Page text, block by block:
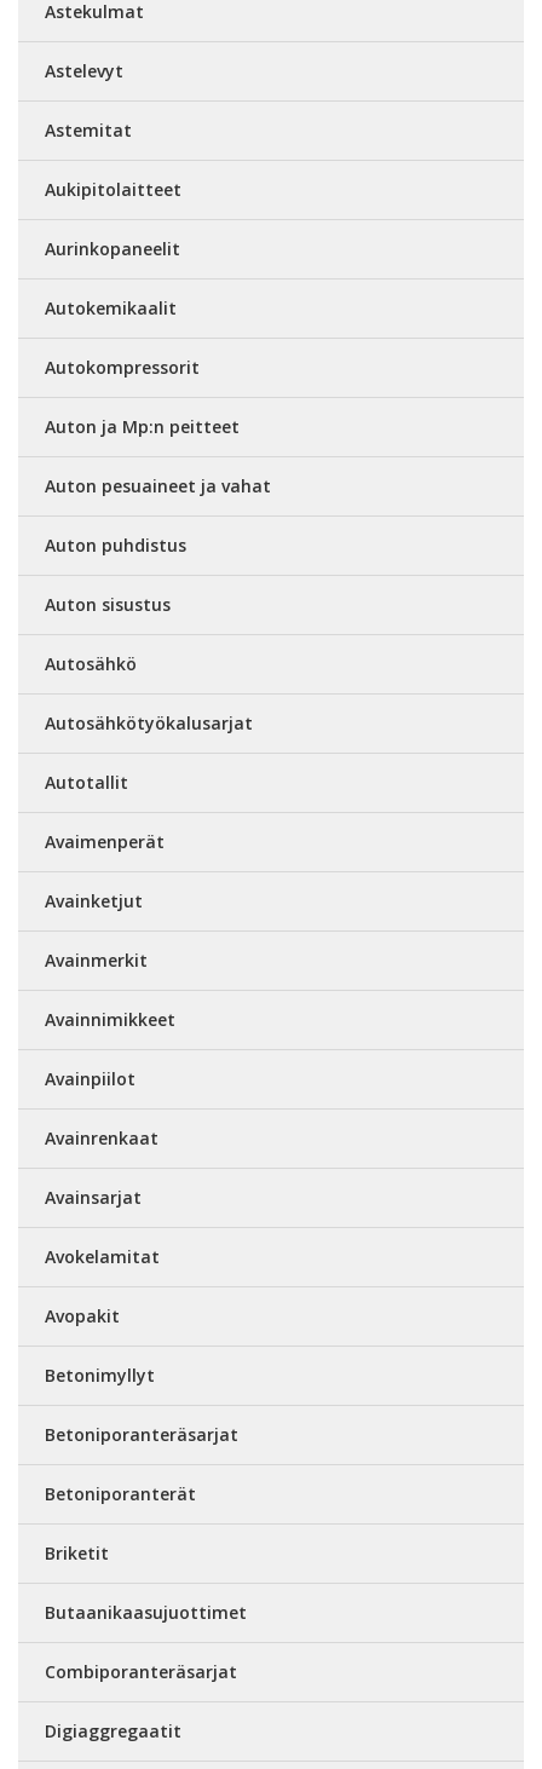
Astekulmat
Astelevyt
Astemitat
Aukipitolaitteet
Aurinkopaneelit
Autokemikaalit
Autokompressorit
Auton ja Mp:n peitteet
Auton pesuaineet ja vahat
Auton puhdistus
Auton sisustus
Autosähkö
Autosähkötyökalusarjat
Autotallit
Avaimenperät
Avainketjut
Avainmerkit
Avainnimikkeet
Avainpiilot
Avainrenkaat
Avainsarjat
Avokelamitat
Avopakit
Betonimyllyt
Betoniporanteräsarjat
Betoniporanterät
Briketit
Butaanikaasujuottimet
Combiporanteräsarjat
Digiaggregaatit